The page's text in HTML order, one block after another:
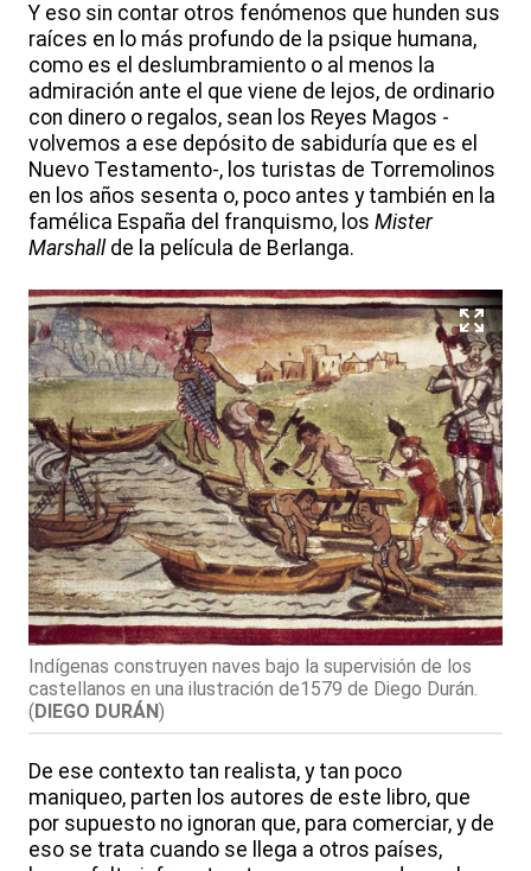
Y eso sin contar otros fenómenos que hunden sus
raíces en lo más profundo de la psique humana,
como es el deslumbramiento o al menos la
admiración ante el que viene de lejos, de ordinario
con dinero o regalos, sean los Reyes Magos -
volvemos a ese depósito de sabiduría que es el
Nuevo Testamento-, los turistas de Torremolinos
en los años sesenta o, poco antes y también en la
famélica España del franquismo, los Mister
Marshall de la película de Berlanga.
Indígenas construyen naves bajo la supervisión de los
castellanos en una ilustración de1579 de Diego Durán.
(DIEGO DURÁN)
De ese contexto tan realista, y tan poco
maniqueo, parten los autores de este libro, que
por supuesto no ignoran que, para comerciar, y de
eso se trata cuando se llega a otros países,